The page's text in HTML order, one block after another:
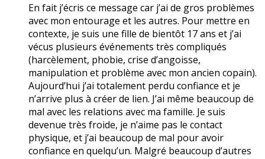
En fait j’écris ce message car j’ai de gros problèmes
avec mon entourage et les autres. Pour mettre en
contexte, je suis une fille de bientôt 17 ans et j’ai
vécus plusieurs événements très compliqués
(harcèlement, phobie, crise d’angoisse,
manipulation et problème avec mon ancien copain).
Aujourd’hui j’ai totalement perdu confiance et je
n’arrive plus à créer de lien. J’ai même beaucoup de
mal avec les relations avec ma famille. Je suis
devenue très froide, je n’aime pas le contact
physique, et j’ai beaucoup de mal pour avoir
confiance en quelqu’un. Malgré beaucoup d’autres